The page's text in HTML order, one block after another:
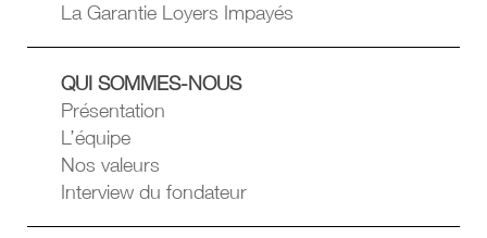
La Garantie Loyers Impayés
QUI SOMMES-NOUS
Présentation
L’équipe
Nos valeurs
Interview du fondateur